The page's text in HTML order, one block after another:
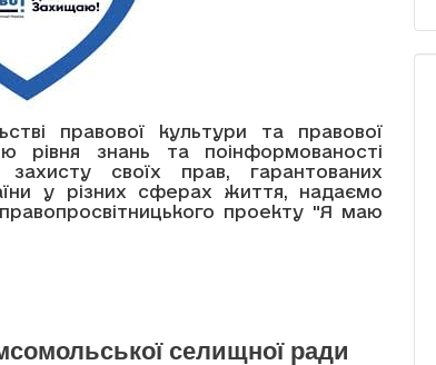
правової культури та правової
рівня знань та поінформованості
своїх прав, гарантованих
у різних сферах життя, надаємо
проекту "Я маю
селищної ради